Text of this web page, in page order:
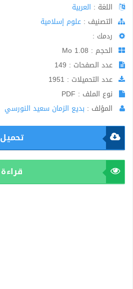
اللغة : العربية
اﻟﺘﺼﻨﻴﻒ : علوم إسلامية
ردمك :
الحجم : 1.08 Mo
عدد الصفحات : 149
عدد التحميلات : 1951
نوع الملف : PDF
المؤلف : بديع الزمان سعيد النورسي
تحميل
قراءة